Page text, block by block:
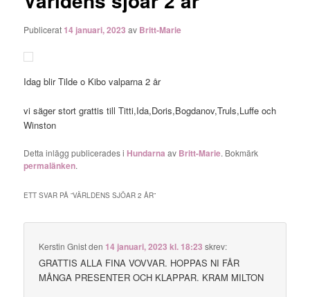
Publicerat 14 januari, 2023 av Britt-Marie
Idag blir Tilde o Kibo valparna 2 år
vi säger stort grattis till Titti,Ida,Doris,Bogdanov,Truls,Luffe och
Winston
Detta inlägg publicerades i Hundarna av Britt-Marie. Bokmärk
permalänken.
ETT SVAR PÅ ”VÄRLDENS SJÖAR 2 ÅR”
Kerstin Gnistden 14 januari, 2023 kl. 18:23 skrev:
GRATTIS ALLA FINA VOVVAR. HOPPAS NI FÅR
MÅNGA PRESENTER OCH KLAPPAR. KRAM MILTON